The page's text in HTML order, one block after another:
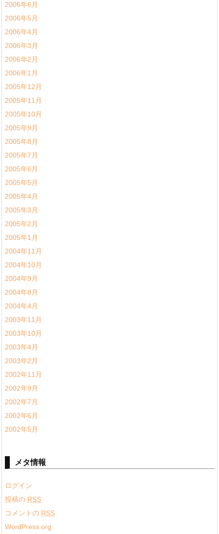
2006年6月
2006年5月
2006年4月
2006年3月
2006年2月
2006年1月
2005年12月
2005年11月
2005年10月
2005年9月
2005年8月
2005年7月
2005年6月
2005年5月
2005年4月
2005年3月
2005年2月
2005年1月
2004年11月
2004年10月
2004年9月
2004年8月
2004年4月
2003年11月
2003年10月
2003年4月
2003年2月
2002年11月
2002年9月
2002年7月
2002年6月
2002年5月
メタ情報
ログイン
投稿の RSS
コメントの RSS
WordPress.org